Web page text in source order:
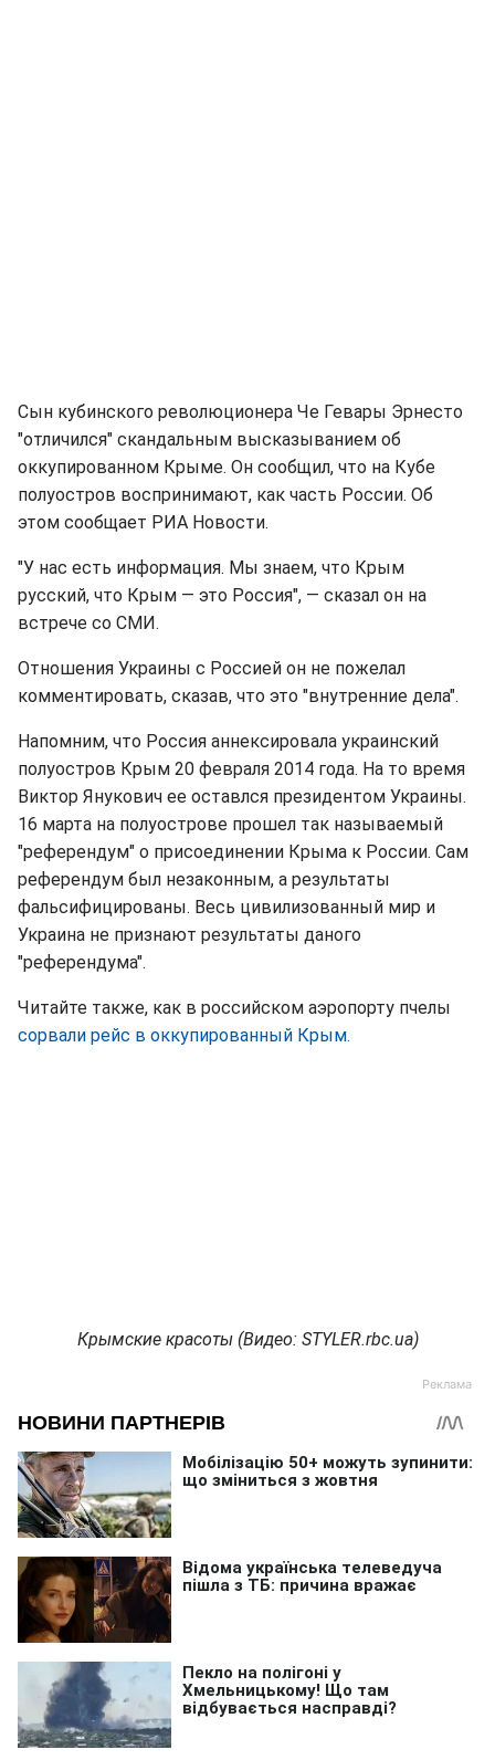
Сын кубинского революционера Че Гевары Эрнесто
"отличился" скандальным высказыванием об
оккупированном Крыме. Он сообщил, что на Кубе
полуостров воспринимают, как часть России. Об
этом сообщает РИА Новости.
"У нас есть информация. Мы знаем, что Крым
русский, что Крым — это Россия", — сказал он на
вcтрече со СМИ.
Отношения Украины с Россией он не пожелал
комментировать, сказав, что это "внутренние дела".
Напомним, что Россия аннексировала украинский
полуостров Крым 20 февраля 2014 года. На то время
Виктор Янукович ее оставлся президентом Украины.
16 марта на полуострове прошел так называемый
"референдум" о присоединении Крыма к России. Сам
референдум был незаконным, а результаты
фальсифицированы. Весь цивилизованный мир и
Украина не признают результаты даного
"референдума".
Читайте также, как в российском аэропорту пчелы
сорвали рейс в оккупированный Крым.
Крымские красоты (Видео: STYLER.rbc.ua)